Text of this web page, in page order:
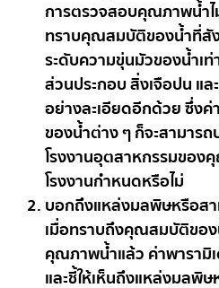
การตรวจสอบคุณภาพน้ำ
ทราบคุณสมบัติของน้ำที่สั
ระดับความขุ่นมัวของน้ำเ
ส่วนประกอบ สิ่งเจือปน แ
อย่างละเอียดอีกด้วย ซึ่ง
ของน้ำต่าง ๆ ก็จะสามาร
โรงงานอุตสาหกรรมขอ
โรงงานกำหนดหรือไม่
บอกถึงแหล่งมลพิษหรือสา
เมื่อทราบถึงคุณสมบัติขอ
คุณภาพน้ำแล้ว ค่าพารามิ
และชี้ให้เห็นถึงแหล่งมลพิษ